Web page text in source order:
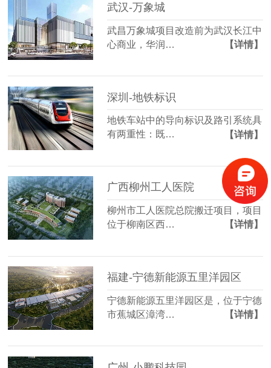
武汉-万象城
武昌万象城项目改造前为武汉长江中
心商业，华润…
【详情】
深圳-地铁标识
地铁车站中的导向标识及路引系统具
有两重性：既…
【详情】
广西柳州工人医院
柳州市工人医院总院搬迁项目，项目
位于柳南区西…
【详情】
福建-宁德新能源五里洋园区
宁德新能源五里洋园区是，位于宁德
市蕉城区漳湾…
【详情】